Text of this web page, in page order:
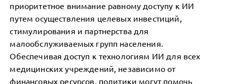
приоритетное внимание равному доступу к ИИ
путем осуществления целевых инвестиций,
стимулирования и партнерства для
малообслуживаемых групп населения.
Обеспечивая доступ к технологиям ИИ для всех
медицинских учреждений, независимо от
финансовых ресурсов, политики могут помочь